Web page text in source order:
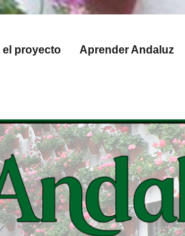
el proyecto Aprender Andaluz